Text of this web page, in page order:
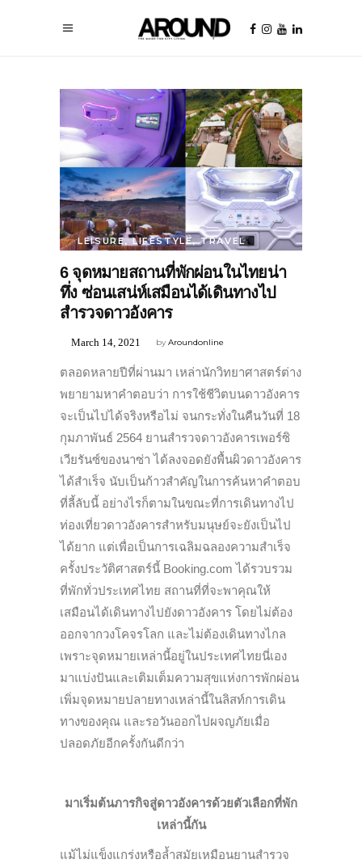
LEISURE,LIFESTYLE,TRAVEL
6 จุดหมายสถานที่พักผ่อนในไทยน่า
ทึ่ง ซ่อนเสน่ห์เสมือนได้เดินทางไป
สำรวจดาวอังคาร
byAroundonline
March 14, 2021
ตลอดหลายปีที่ผ่านมา เหล่านักวิทยาศาสตร์ต่าง
พยายามหาคำตอบว่า การใช้ชีวิตบนดาวอังคาร
จะเป็นไปได้จริงหรือไม่ จนกระทั่งในคืนวันที่ 18
กุมภาพันธ์ 2564 ยานสำรวจดาวอังคารเพอร์ซิ
เวียรันซ์ของนาซ่า ได้ลงจอดยังพื้นผิวดาวอังคาร
ได้สำเร็จ นับเป็นก้าวสำคัญในการค้นหาคำตอบ
ที่ลี้ลับนี้ อย่างไรก็ตามในขณะที่การเดินทางไป
ท่องเที่ยวดาวอังคารสำหรับมนุษย์จะยังเป็นไป
ได้ยาก แต่เพื่อเป็นการเฉลิมฉลองความสำเร็จ
ครั้งประวัติศาสตร์นี้ Booking.com ได้รวบรวม
ที่พักทั่วประเทศไทย สถานที่ที่จะพาคุณให้
เสมือนได้เดินทางไปยังดาวอังคาร โดยไม่ต้อง
ออกจากวงโคจรโลก และไม่ต้องเดินทางไกล
เพราะจุดหมายเหล่านี้อยู่ในประเทศไทยนี่เอง
มาแบ่งปันและเติมเต็มความสุขแห่งการพักผ่อน
เพิ่มจุดหมายปลายทางเหล่านี้ในลิสท์การเดิน
ทางของคุณ และรอวันออกไปผจญภัยเมื่อ
ปลอดภัยอีกครั้งกันดีกว่า
มาเริ่มต้นภารกิจสู่ดาวอังคารด้วยตัวเลือกที่พัก
เหล่านี้กัน
แม้ไม่แข็งแกร่งหรือล้ำสมัยเหมือนยานสำรวจ